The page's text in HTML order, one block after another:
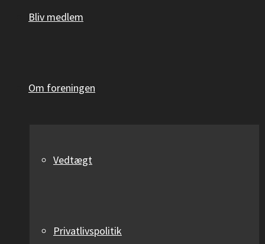
Bliv medlem
Om foreningen
Vedtægt
Privatlivspolitik